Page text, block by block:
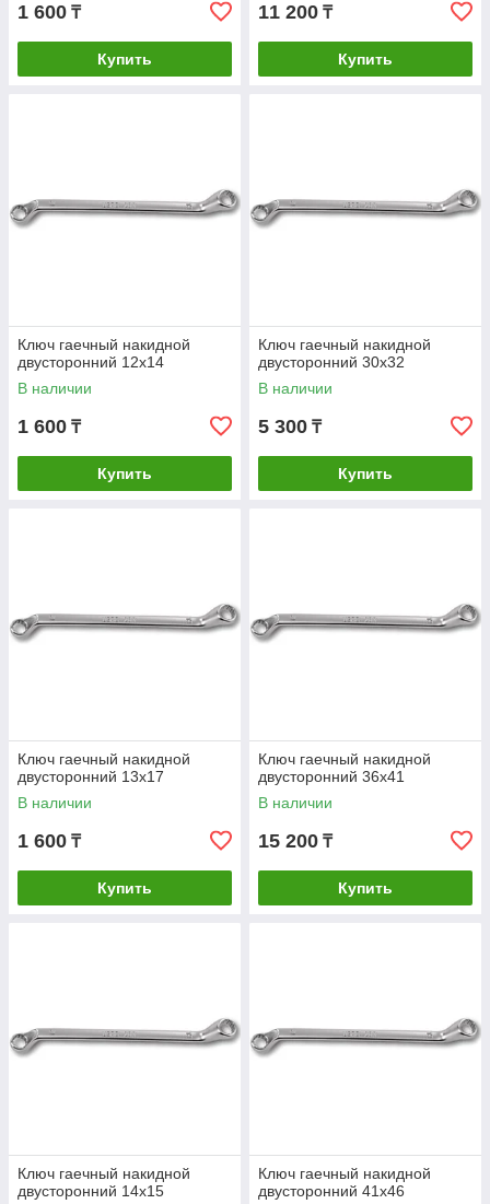
1 600 ₸
Купить
11 200 ₸
Купить
Ключ гаечный накидной
двусторонний 12х14
В наличии
1 600 ₸
Купить
Ключ гаечный накидной
двусторонний 30х32
В наличии
5 300 ₸
Купить
Ключ гаечный накидной
двусторонний 13х17
В наличии
1 600 ₸
Купить
Ключ гаечный накидной
двусторонний 36х41
В наличии
15 200 ₸
Купить
Ключ гаечный накидной
двусторонний 14х15
Ключ гаечный накидной
двусторонний 41х46